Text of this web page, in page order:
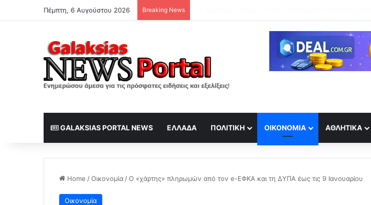
Πέμπτη, 6 Αυγούστου 2026 Breaking News
GALAKSIAS PORTAL NEWS ΕΛΛΆΔΑ ΠΟΛΙΤΙΚΉ ΟΙΚΟΝΟΜΊΑ ΑΘΛΗΤΙΚΆ
Home /Οικονομία /Ο «χάρτης» πληρωμών από τον e-ΕΦΚΑ και τη ΔΥΠΑ έως τις 9 Ιανουαρίου
Οικονομία